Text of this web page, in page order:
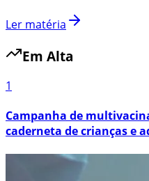
Ler matéria
Em Alta
1
Campanha de
caderneta de crianças e